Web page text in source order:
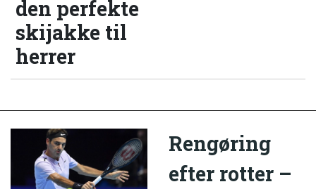
den perfekte
skijakke til
herrer
Rengøring
efter rotter –